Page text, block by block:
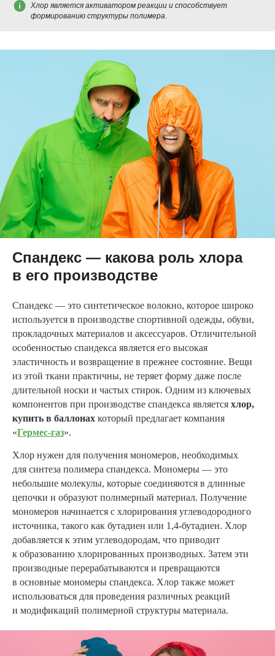
Хлор является активатором реакции и способствует
формированию структуры полимера.
Спандекс — какова роль хлора
в его производстве
Спандекс — это синтетическое волокно, которое широко
используется в производстве спортивной одежды, обуви,
прокладочных материалов и аксессуаров. Отличительной
особенностью спандекса является его высокая
эластичность и возвращение в прежнее состояние. Вещи
из этой ткани практичны, не теряет форму даже после
длительной носки и частых стирок. Одним из ключевых
компонентов при производстве спандекса является хлор,
купить в баллонах который предлагает компания
«Гермес-газ».
Хлор нужен для получения мономеров, необходимых
для синтеза полимера спандекса. Мономеры — это
небольшие молекулы, которые соединяются в длинные
цепочки и образуют полимерный материал. Получение
мономеров начинается с хлорирования углеводородного
источника, такого как бутадиен или 1,4-бутадиен. Хлор
добавляется к этим углеводородам, что приводит
к образованию хлорированных производных. Затем эти
производные перерабатываются и превращаются
в основные мономеры спандекса. Хлор также может
использоваться для проведения различных реакций
и модификаций полимерной структуры материала.